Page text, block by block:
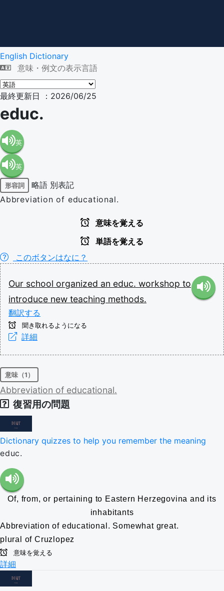
English Dictionary
意味・例文の表示言語
最終更新日 ：2026/06/25
educ.
英
語（米
国）
英
語（イ
形容詞 略語 別表記
Abbreviation of educational.
意味を覚える
単語を覚える
このボタンはなに？
Our school organized an educ. workshop to
introduce new teaching methods.
翻訳する
聞き取れるようになる
詳細
意味（1）
Abbreviation of educational.
復習用の問題
Dictionary quizzes to help you remember the meaning
educ.
Of, from, or pertaining to Eastern Herzegovina and its
inhabitants
Abbreviation of educational. Somewhat great.
plural of Cruzlopez
意味を覚える
詳細